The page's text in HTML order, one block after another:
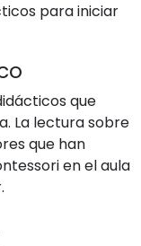
para iniciar
que
La lectura sobre
que han
en el aula